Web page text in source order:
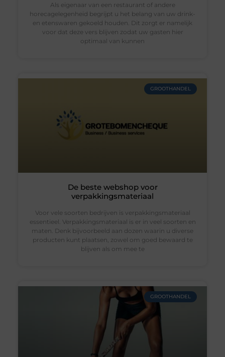
Als eigenaar van een restaurant of andere
horecagelegenheid begrijpt u het belang van uw drink-
en etenswaren gekoeld houden. Dit zorgt er namelijk
voor dat deze vers blijven zodat uw gasten hier
optimaal van kunnen
GROOTHANDEL
De beste webshop voor
verpakkingsmateriaal
Voor vele soorten bedrijven is verpakkingsmateriaal
essentieel. Verpakkingsmateriaal is er in veel soorten en
maten. Denk bijvoorbeeld aan dozen waarin u diverse
producten kunt plaatsen, zowel om goed bewaard te
blijven als om mee te
GROOTHANDEL